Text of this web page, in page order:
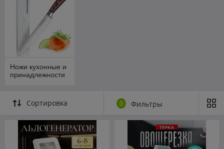
Ножи кухонные и
принадлежности
Сортировка 0 Фильтры